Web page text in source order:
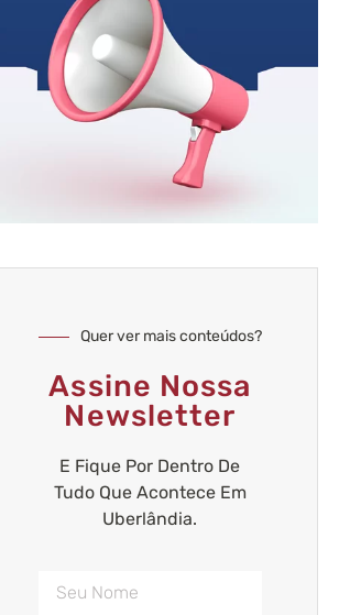
Quer ver mais conteúdos?
Assine Nossa
Newsletter
E Fique Por Dentro De
Tudo Que Acontece Em
Uberlândia.